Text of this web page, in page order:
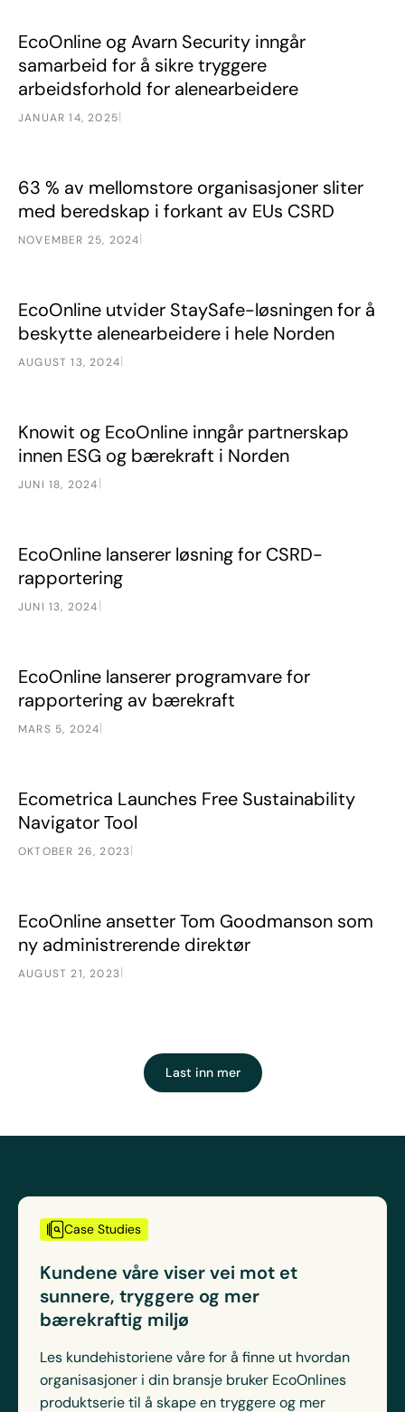
Nyheter
EcoOnline og Avarn Security inngår
samarbeid for å sikre tryggere
arbeidsforhold for alenearbeidere
JANUAR 14, 2025|
Nyheter
63 % av mellomstore organisasjoner sliter
med beredskap i forkant av EUs CSRD
NOVEMBER 25, 2024|
Nyheter
EcoOnline utvider StaySafe-løsningen for å
beskytte alenearbeidere i hele Norden
AUGUST 13, 2024|
Nyheter
Knowit og EcoOnline inngår partnerskap
innen ESG og bærekraft i Norden
JUNI 18, 2024 |
Nyheter
EcoOnline lanserer løsning for CSRD-
rapportering
JUNI 13, 2024 |
Nyheter
EcoOnline lanserer programvare for
rapportering av bærekraft
MARS 5, 2024|
Nyheter
Ecometrica Launches Free Sustainability
Navigator Tool
OKTOBER 26, 2023|
Nyheter
EcoOnline ansetter Tom Goodmanson som
ny administrerende direktør
AUGUST 21, 2023|
Last inn mer
Case Studies
Kundene våre viser vei mot et
sunnere, tryggere og mer
bærekraftig miljø
Les kundehistoriene våre for å finne ut hvordan
organisasjoner i din bransje bruker EcoOnlines
produktserie til å skape en tryggere og mer